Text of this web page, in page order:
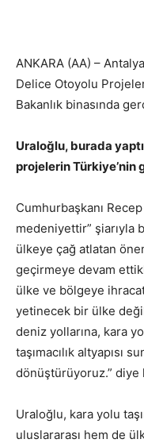
ANKARA (AA) –
Delice Otoyolu
Bakanlık binasında
Uraloğlu, burada
projelerin
Cumhurbaşkanı Recep
medeniyettir” şiarıyla
ülkeye çağ atlatan
geçirmeye devam
ülke ve bölgeye
yetinecek bir ülke
deniz yollarına, kara
taşımacılık altyapısı
dönüştürüyoruz.” diye
Uraloğlu, kara yolu
uluslararası hem de